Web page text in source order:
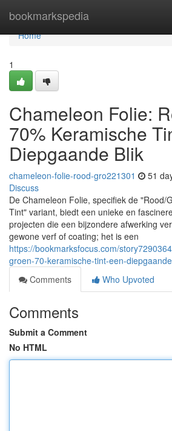
bookmarkspedia
Home
Home
1
Chameleon Folie:
70% Keramische
Diepgaande Blik
chameleon-folie-rood-gro221301 51
Discuss
De Chameleon Folie, specifiek de "Rood/
Tint" variant, biedt een unieke en
projecten die een bijzondere afwerking
gewone verf of coating; het is een
https://bookmarksfocus.com/
groen-70-keramische-tint-een-
Comments
Who Upvoted
Comments
Submit a Comment
No HTML